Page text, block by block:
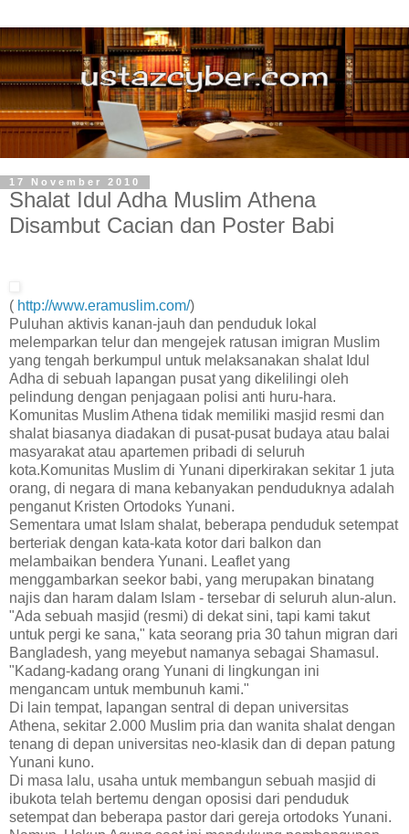
17 November 2010
Shalat Idul Adha Muslim Athena
Disambut Cacian dan Poster Babi
( http://www.eramuslim.com/)
Puluhan aktivis kanan-jauh dan penduduk lokal
melemparkan telur dan mengejek ratusan imigran Muslim
yang tengah berkumpul untuk melaksanakan shalat Idul
Adha di sebuah lapangan pusat yang dikelilingi oleh
pelindung dengan penjagaan polisi anti huru-hara.
Komunitas Muslim Athena tidak memiliki masjid resmi dan
shalat biasanya diadakan di pusat-pusat budaya atau balai
masyarakat atau apartemen pribadi di seluruh
kota.Komunitas Muslim di Yunani diperkirakan sekitar 1 juta
orang, di negara di mana kebanyakan penduduknya adalah
penganut Kristen Ortodoks Yunani.
Sementara umat Islam shalat, beberapa penduduk setempat
berteriak dengan kata-kata kotor dari balkon dan
melambaikan bendera Yunani. Leaflet yang
menggambarkan seekor babi, yang merupakan binatang
najis dan haram dalam Islam - tersebar di seluruh alun-alun.
"Ada sebuah masjid (resmi) di dekat sini, tapi kami takut
untuk pergi ke sana," kata seorang pria 30 tahun migran dari
Bangladesh, yang meyebut namanya sebagai Shamasul.
"Kadang-kadang orang Yunani di lingkungan ini
mengancam untuk membunuh kami."
Di lain tempat, lapangan sentral di depan universitas
Athena, sekitar 2.000 Muslim pria dan wanita shalat dengan
tenang di depan universitas neo-klasik dan di depan patung
Yunani kuno.
Di masa lalu, usaha untuk membangun sebuah masjid di
ibukota telah bertemu dengan oposisi dari penduduk
setempat dan beberapa pastor dari gereja ortodoks Yunani.